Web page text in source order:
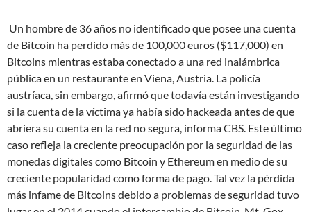
Un hombre de 36 años no identificado que posee una cuenta
de Bitcoin ha perdido más de 100,000 euros ($117,000) en
Bitcoins mientras estaba conectado a una red inalámbrica
pública en un restaurante en Viena, Austria. La policía
austríaca, sin embargo, afirmó que todavía están investigando
si la cuenta de la víctima ya había sido hackeada antes de que
abriera su cuenta en la red no segura, informa CBS. Este último
caso refleja la creciente preocupación por la seguridad de las
monedas digitales como Bitcoin y Ethereum en medio de su
creciente popularidad como forma de pago. Tal vez la pérdida
más infame de Bitcoins debido a problemas de seguridad tuvo